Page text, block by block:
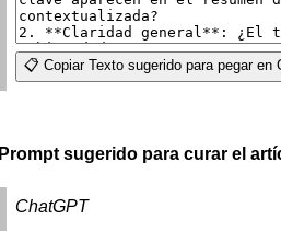
📋 Copiar Texto sugerido para pegar en
Prompt sugerido para curar el
ChatGPT